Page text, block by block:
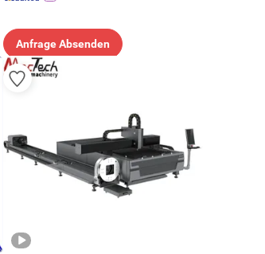
Anfrage Absenden